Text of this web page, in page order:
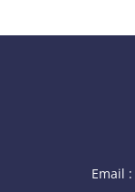
Email :